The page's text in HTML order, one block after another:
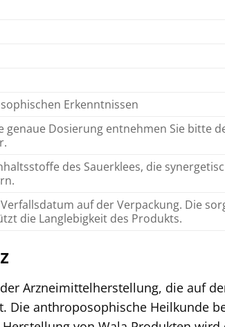
Erkenntnissen
Dosierung entnehmen Sie bitte
des Sauerklees, die
auf der Verpackung. Die
die Langlebigkeit des Produkts.
Arzneimittelherstellung, die auf
Die anthroposophische Heilkunde